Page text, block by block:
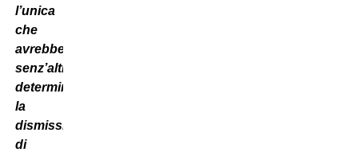
l’unica
che
avrebbe
senz’altro
determinato
la
dismissione
di